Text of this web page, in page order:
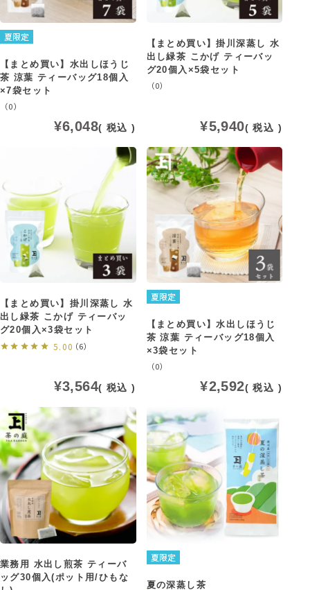
夏限定
【まとめ買い】水出しほうじ
茶 涼葉 ティーバッグ18個入
×7袋セット
（0）
¥6,048 税込
【まとめ買い】掛川深蒸し 水
出し緑茶 こかげ ティーバッ
グ20個入×5袋セット
（0）
¥5,940 税込
【まとめ買い】掛川深蒸し 水
出し緑茶 こかげ ティーバッ
グ20個入×3袋セット
5.00 （6）
¥3,564 税込
夏限定
【まとめ買い】水出しほうじ
茶 涼葉 ティーバッグ18個入
×3袋セット
（0）
¥2,592 税込
業務用 水出し煎茶 ティーバ
ッグ30個入(ポット用/ひもな
夏限定
夏の深蒸し茶